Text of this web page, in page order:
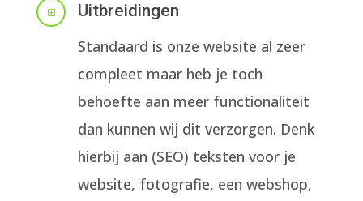
Y
Uitbreidingen
Standaard is onze website al zeer
compleet maar heb je toch
behoefte aan meer functionaliteit
dan kunnen wij dit verzorgen. Denk
hierbij aan (SEO) teksten voor je
website, fotografie, een webshop,